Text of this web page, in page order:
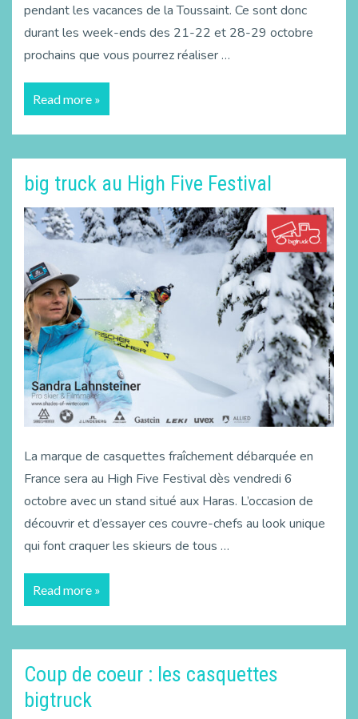
pendant les vacances de la Toussaint. Ce sont donc
durant les week-ends des 21-22 et 28-29 octobre
prochains que vous pourrez réaliser …
Read more »
big truck au High Five Festival
La marque de casquettes fraîchement débarquée en
France sera au High Five Festival dès vendredi 6
octobre avec un stand situé aux Haras. L’occasion de
découvrir et d’essayer ces couvre-chefs au look unique
qui font craquer les skieurs de tous …
Read more »
Coup de coeur : les casquettes
bigtruck